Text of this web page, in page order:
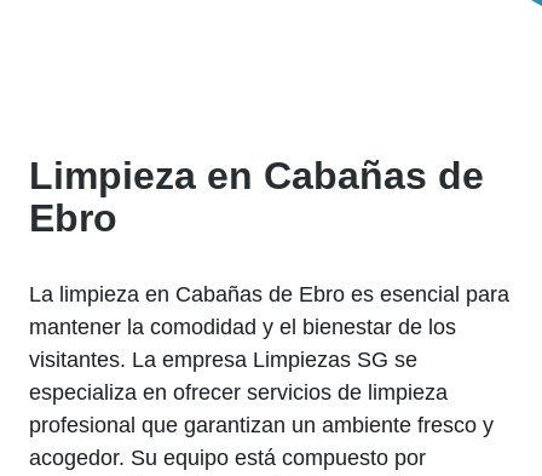
Limpieza en Cabañas de
Ebro
La limpieza en Cabañas de Ebro es esencial para
mantener la comodidad y el bienestar de los
visitantes. La empresa Limpiezas SG se
especializa en ofrecer servicios de limpieza
profesional que garantizan un ambiente fresco y
acogedor. Su equipo está compuesto por